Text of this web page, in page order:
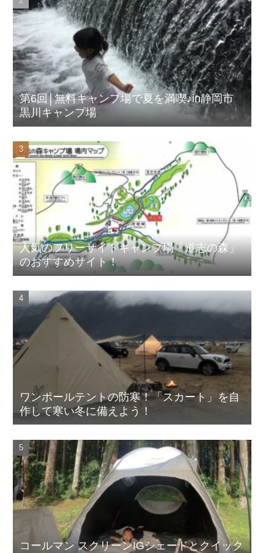
第6回│無料キャンプ場で夏を満喫♪in静岡市
黒川キャンプ場
人気のフリーサイトキャンプ場「道志の森」
のおすすめサイト！
ワンポールテントの防寒！「スカート」を自
作して寒い冬に備えよう！
コールマン スクリーンIGシェードとクイック